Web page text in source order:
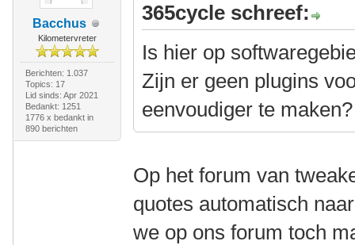
Bacchus
Kilometervreter
Berichten: 1.037
Topics: 17
Lid sinds: Apr 2021
Bedankt: 1251
1776 x bedankt in
890 berichten
365cycle schreef:
Is hier op
Zijn er geen plugins
eenvoudiger te maken?
Op het forum van
quotes automatisch
we op ons forum toch